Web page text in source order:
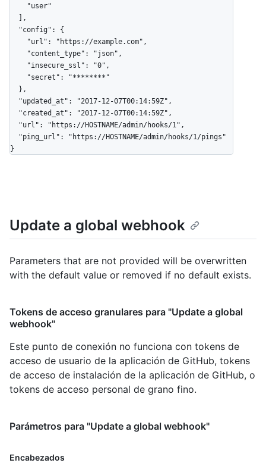
}
Update a global webhook
Parameters that are not provided will be overwritten
with the default value or removed if no default exists.
Tokens de acceso granulares para "Update a global
webhook"
Este punto de conexión no funciona con tokens de
acceso de usuario de la aplicación de GitHub, tokens
de acceso de instalación de la aplicación de GitHub, o
tokens de acceso personal de grano fino.
Parámetros para "Update a global webhook"
Encabezados